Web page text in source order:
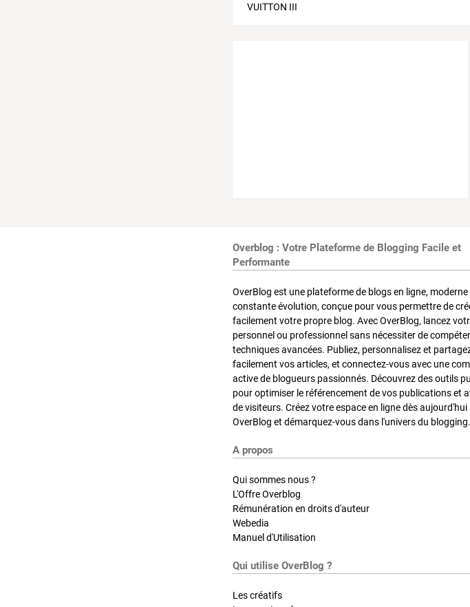
Overblog : Votre Plateforme de Blogging Facile et
Performante
OverBlog est une plateforme de blogs en ligne, moderne
constante évolution, conçue pour vous permettre de
facilement votre propre blog. Avec OverBlog, lancez
personnel ou professionnel sans nécessiter de
techniques avancées. Publiez, personnalisez et
facilement vos articles, et connectez-vous avec une
active de blogueurs passionnés. Découvrez des outils
pour optimiser le référencement de vos publications et
de visiteurs. Créez votre espace en ligne dès aujourd'hui
OverBlog et démarquez-vous dans l'univers du blogging.
A propos
Qui sommes nous ?
L'Offre Overblog
Rémunération en droits d'auteur
Webedia
Manuel d'Utilisation
Qui utilise OverBlog ?
Les créatifs